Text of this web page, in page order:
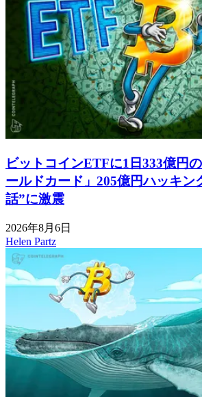
ビットコインETFに1日333億円
ールドカード」205億円ハッキン
話”に激震
2026年8月6日
Helen Partz